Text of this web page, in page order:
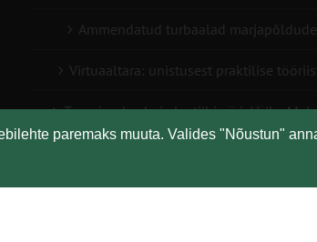
paremaks muuta. Valides "Nõustun"
Ammendatud turbaalad
Virtuaaltara: unistusest praktilise
Turuaiandus kui elustiil ja äri: Väike